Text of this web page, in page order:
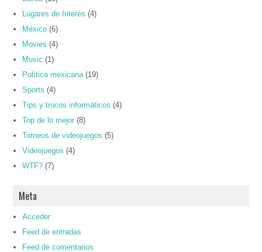
Lugares de Interés (4)
México (6)
Movies (4)
Music (1)
Política mexicana (19)
Sports (4)
Tips y trucos informáticos (4)
Top de lo mejor (8)
Torneos de videojuegos (5)
Videojuegos (4)
WTF? (7)
Meta
Acceder
Feed de entradas
Feed de comentarios